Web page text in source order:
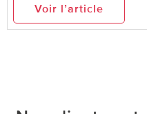
Voir l’article